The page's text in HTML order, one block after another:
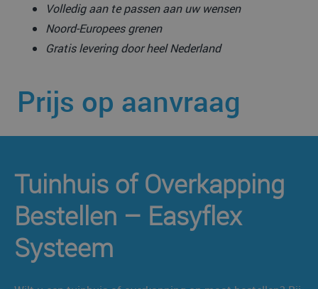
Volledig aan te passen aan uw wensen
Noord-Europees grenen
Gratis levering door heel Nederland
Prijs op aanvraag
Tuinhuis of Overkapping
Bestellen – Easyflex
Systeem